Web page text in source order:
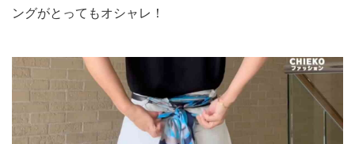
ングがとってもオシャレ！